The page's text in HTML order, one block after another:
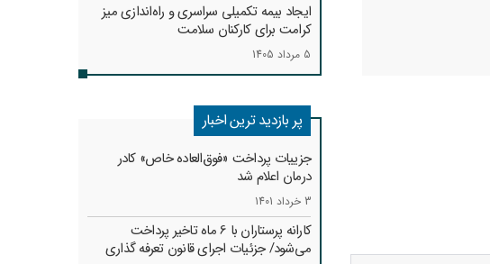
ایجاد بیمه تکمیلی سراسری و راه‌اندازی میز
کرامت برای کارکنان سلامت
5 مرداد 1405
پر بازدید ترین اخبار
جزییات پرداخت «فوق‌العاده خاص» کادر
درمان اعلام شد
3 خرداد 1401
کارانه‌ پرستاران با 6 ماه تاخیر پرداخت
می‌شود/ جزئیات اجرای قانون تعرفه گذاری